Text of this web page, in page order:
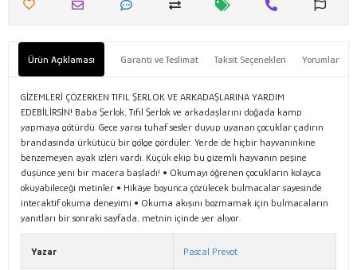
Ürün Açıklaması Garanti ve Teslimat Taksit Seçenekleri Yorumlar
GİZEMLERİ ÇÖZERKEN TIFIL ŞERLOK VE ARKADAŞLARINA YARDIM
EDEBİLİRSİN! Baba Şerlok, Tıfıl Şerlok ve arkadaşlarını doğada kamp
yapmaya götürdü. Gece yarısı tuhaf sesler duyup uyanan çocuklar çadırın
brandasında ürkütücü bir gölge gördüler. Yerde de hiçbir hayvanınkine
benzemeyen ayak izleri vardı. Küçük ekip bu gizemli hayvanın peşine
düşünce yeni bir macera başladı! • Okumayı öğrenen çocukların kolayca
okuyabileceği metinler • Hikâye boyunca çözülecek bulmacalar sayesinde
interaktif okuma deneyimi • Okuma akışını bozmamak için bulmacaların
yanıtları bir sonraki sayfada, metnin içinde yer alıyor.
Yazar Pascal Prevot